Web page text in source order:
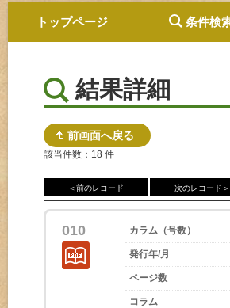
トップページ 条件検
結果詳細
前画面へ戻る
該当件数：18 件
＜前のレコード 次のレコード＞
010 カラム（号数）
発行年/月
ページ数
コラム